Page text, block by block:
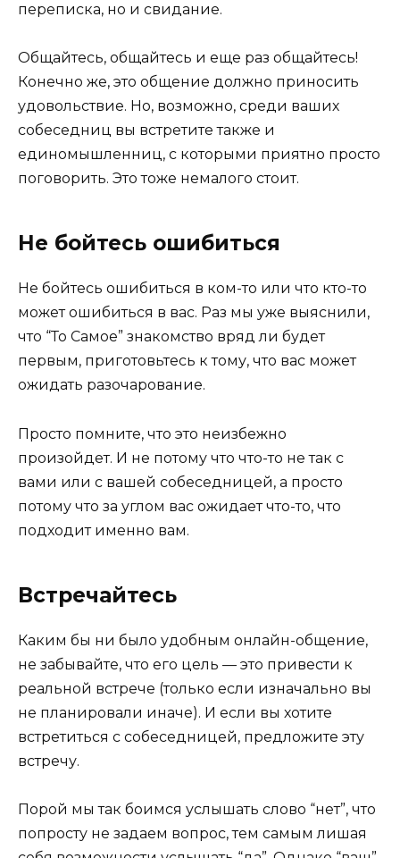
переписка, но и свидание.
Общайтесь, общайтесь и еще раз общайтесь!
Конечно же, это общение должно приносить
удовольствие. Но, возможно, среди ваших
собеседниц вы встретите также и
единомышленниц, с которыми приятно просто
поговорить. Это тоже немалого стоит.
Не бойтесь ошибиться
Не бойтесь ошибиться в ком-то или что кто-то
может ошибиться в вас. Раз мы уже выяснили,
что “То Самое” знакомство вряд ли будет
первым, приготовьтесь к тому, что вас может
ожидать разочарование.
Просто помните, что это неизбежно
произойдет. И не потому что что-то не так с
вами или с вашей собеседницей, а просто
потому что за углом вас ожидает что-то, что
подходит именно вам.
Встречайтесь
Каким бы ни было удобным онлайн-общение,
не забывайте, что его цель — это привести к
реальной встрече (только если изначально вы
не планировали иначе). И если вы хотите
встретиться с собеседницей, предложите эту
встречу.
Порой мы так боимся услышать слово “нет”, что
попросту не задаем вопрос, тем самым лишая